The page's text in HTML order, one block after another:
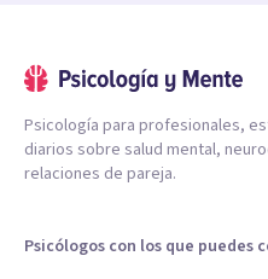
Psicología para profesionales,
diarios sobre salud mental,
relaciones de pareja.
Psicólogos con los que puedes